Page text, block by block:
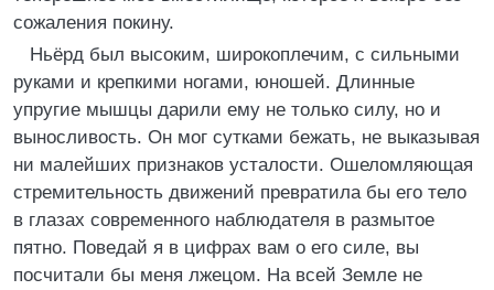
сожаления покину.
Ньёрд был высоким, широкоплечим, с сильными
руками и крепкими ногами, юношей. Длинные
упругие мышцы дарили ему не только силу, но и
выносливость. Он мог сутками бежать, не выказывая
ни малейших признаков усталости. Ошеломляющая
стремительность движений превратила бы его тело
в глазах современного наблюдателя в размытое
пятно. Поведай я в цифрах вам о его силе, вы
посчитали бы меня лжецом. На всей Земле не